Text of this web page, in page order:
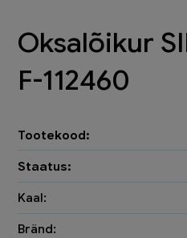
Oksalõikur
F-112460
Tootekood:
Staatus:
Kaal:
Bränd: